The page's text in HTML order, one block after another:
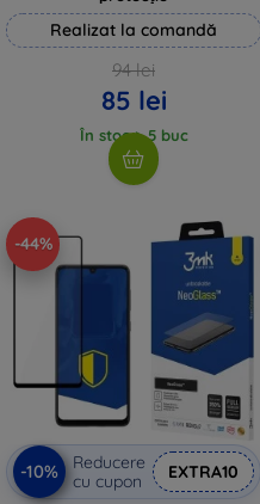
Realizat la comandă
94 lei
85 lei
În stoc > 5 buc
-44%
-10%
Reducere
cu cupon
EXTRA10